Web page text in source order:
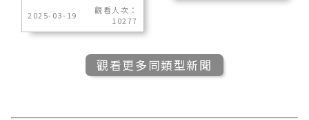
2025-03-19
觀看人次：
10277
觀看更多同類型新聞